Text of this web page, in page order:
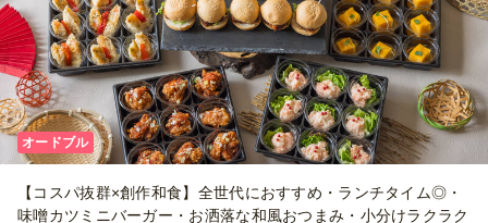
オードブル
【コスパ抜群×創作和食】全世代におすすめ・ランチタイム◎・
味噌カツミニバーガー・お洒落な和風おつまみ・小分けラクラク